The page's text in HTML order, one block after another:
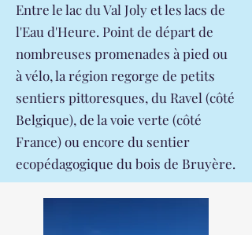
Entre le lac du Val Joly et les lacs de
l'Eau d'Heure. Point de départ de
nombreuses promenades à pied ou
à vélo, la région regorge de petits
sentiers pittoresques, du Ravel (côté
Belgique), de la voie verte (côté
France) ou encore du sentier
ecopédagogique du bois de Bruyère.